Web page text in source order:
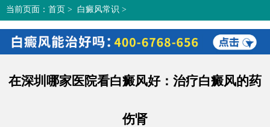
当前页面： 首页 > 白癜风常识 >
在深圳哪家医院看白癜风好：治疗白癜风的药 伤肾>
在深圳哪家医院看白癜风好：治疗白癜风的药
伤肾